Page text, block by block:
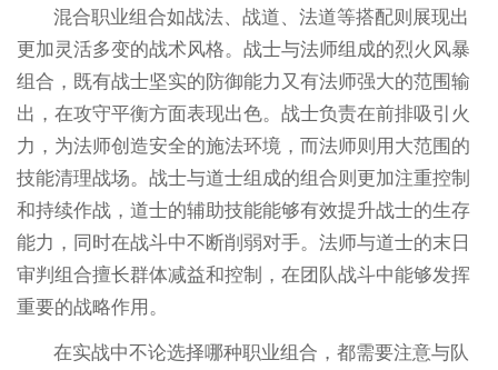
混合职业组合如战法、战道、法道等搭配则展现出
更加灵活多变的战术风格。战士与法师组成的烈火风暴
组合，既有战士坚实的防御能力又有法师强大的范围输
出，在攻守平衡方面表现出色。战士负责在前排吸引火
力，为法师创造安全的施法环境，而法师则用大范围的
技能清理战场。战士与道士组成的组合则更加注重控制
和持续作战，道士的辅助技能能够有效提升战士的生存
能力，同时在战斗中不断削弱对手。法师与道士的末日
审判组合擅长群体减益和控制，在团队战斗中能够发挥
重要的战略作用。
在实战中不论选择哪种职业组合，都需要注意与队